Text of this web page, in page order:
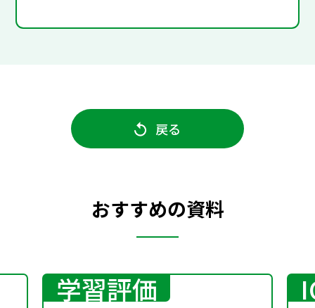
戻る
おすすめの資料
学習評価